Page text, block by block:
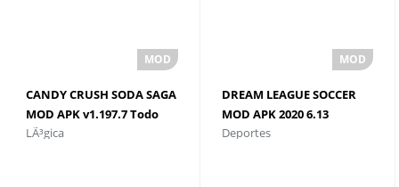
CANDY CRUSH SODA SAGA
MOD APK v1.197.7 Todo
ilimitado
LÃ³gica
DREAM LEAGUE SOCCER
MOD APK 2020 6.13
(Dinero) + Datos Android
Deportes